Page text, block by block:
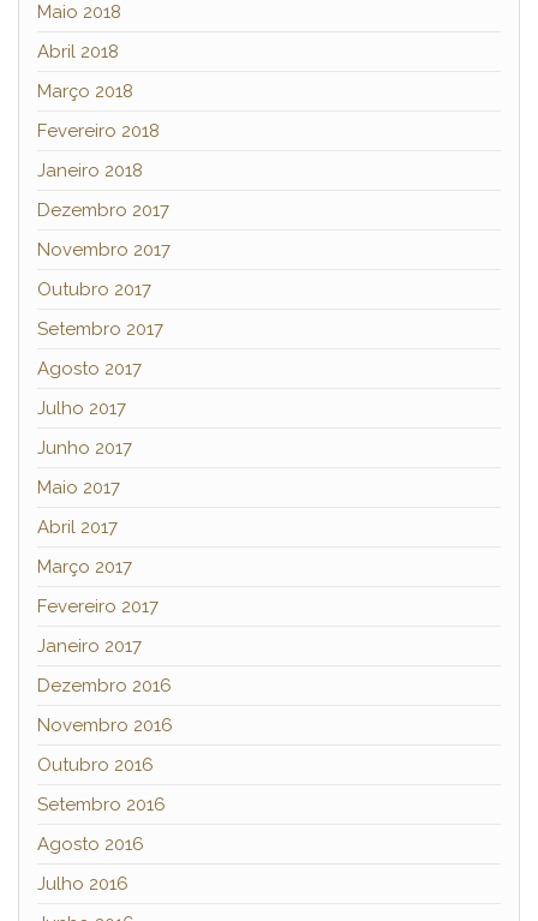
Maio 2018
Abril 2018
Março 2018
Fevereiro 2018
Janeiro 2018
Dezembro 2017
Novembro 2017
Outubro 2017
Setembro 2017
Agosto 2017
Julho 2017
Junho 2017
Maio 2017
Abril 2017
Março 2017
Fevereiro 2017
Janeiro 2017
Dezembro 2016
Novembro 2016
Outubro 2016
Setembro 2016
Agosto 2016
Julho 2016